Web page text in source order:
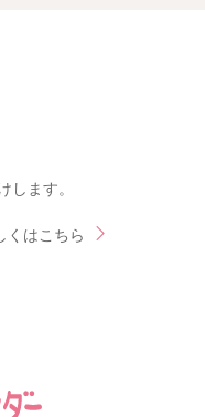
ます。
くはこちら